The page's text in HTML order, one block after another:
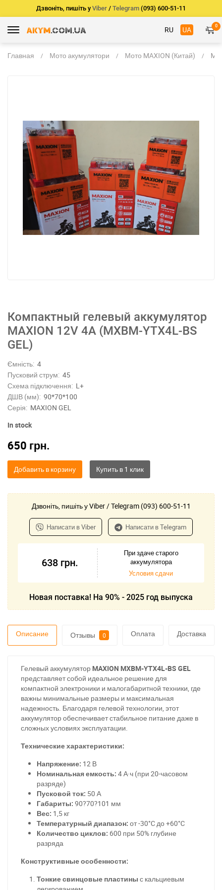
Дзвоніть, пишіть у Viber / Telegram (093) 600-51-11
RU UA 0
Главная Мото акумулятори Мото MAXION (Китай)
Компактный гелевый аккумулятор
MAXION 12V 4A (MXBM-YTX4L-BS
GEL)
Ємність: 4
Пусковий струм: 45
Схема підключення: L+
ДШВ (мм): 90*70*100
Серія: MAXION GEL
In stock
650 грн.
Добавить в корзину
Дзвоніть, пишіть у Viber / Telegram (093) 600-51-11
Написати в Viber Написати в Telegram
638 грн.
При здаче старого
аккумулятора
Условия сдачи
Новая поставка! На 90% - 2025 год выпуска
Описание Отзывы 0 Оплата Доставка
Гелевый аккумулятор MAXION MXBM-YTX4L-BS GEL
представляет собой идеальное решение для
компактной электроники и малогабаритной техники, где
важны минимальные размеры и максимальная
надежность. Благодаря гелевой технологии, этот
аккумулятор обеспечивает стабильное питание даже в
сложных условиях эксплуатации.
Технические характеристики:
Напряжение: 12 В
Номинальная емкость: 4 А·ч (при 20-часовом
разряде)
Пусковой ток: 50 А
Габариты: 90?70?101 мм
Вес: 1,5 кг
Температурный диапазон: от -30°C до +60°C
Количество циклов: 600 при 50% глубине
разряда
Конструктивные особенности:
Тонкие свинцовые пластины с кальциевым